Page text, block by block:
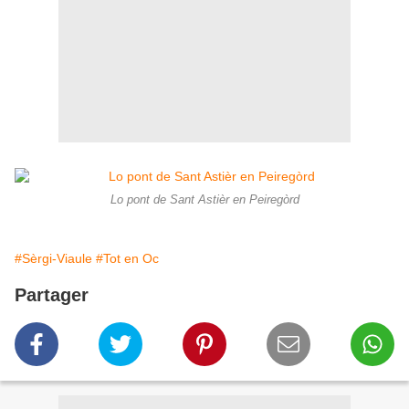
Lo pont de Sant Astièr en Peiregòrd
#Sèrgi-Viaule #Tot en Oc
Partager